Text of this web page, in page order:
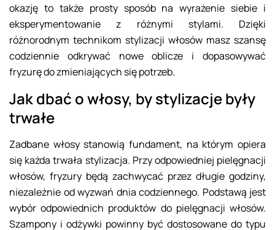
okazję to także prosty sposób na wyrażenie siebie i
eksperymentowanie z różnymi stylami. Dzięki
różnorodnym technikom stylizacji włosów masz szansę
codziennie odkrywać nowe oblicze i dopasowywać
fryzurę do zmieniających się potrzeb.
Jak dbać o włosy, by stylizacje były
trwałe
Zadbane włosy stanowią fundament, na którym opiera
się każda trwała stylizacja. Przy odpowiedniej pielęgnacji
włosów, fryzury będą zachwycać przez długie godziny,
niezależnie od wyzwań dnia codziennego. Podstawą jest
wybór odpowiednich produktów do pielęgnacji włosów.
Szampony i odżywki powinny być dostosowane do typu